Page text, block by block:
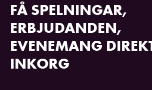
FÅ SPELNINGAR,
ERBJUDANDEN,
EVENEMANG
INKORG